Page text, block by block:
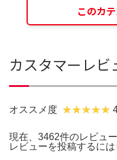
このカ
カスタマーレビ
オススメ度
現在、3462件のレビュ
レビューを投稿するには